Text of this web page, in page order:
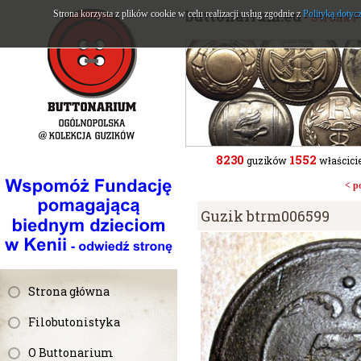
Strona główna
Filobutonistyka
O Buttonarium
buttonarium.eu- Strona
8230 guzików 1552
<
Guzik btrm006599
Strona korzysta z plików cookie w celu realizacji usług zgodnie z Polityką